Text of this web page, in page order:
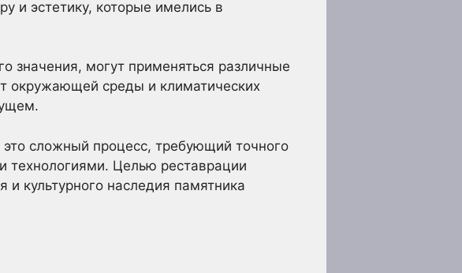
и эстетику, которые имелись в
значения, могут применяться различные
окружающей среды и климатических
сложный процесс, требующий точного
технологиями. Целью реставрации
и культурного наследия памятника